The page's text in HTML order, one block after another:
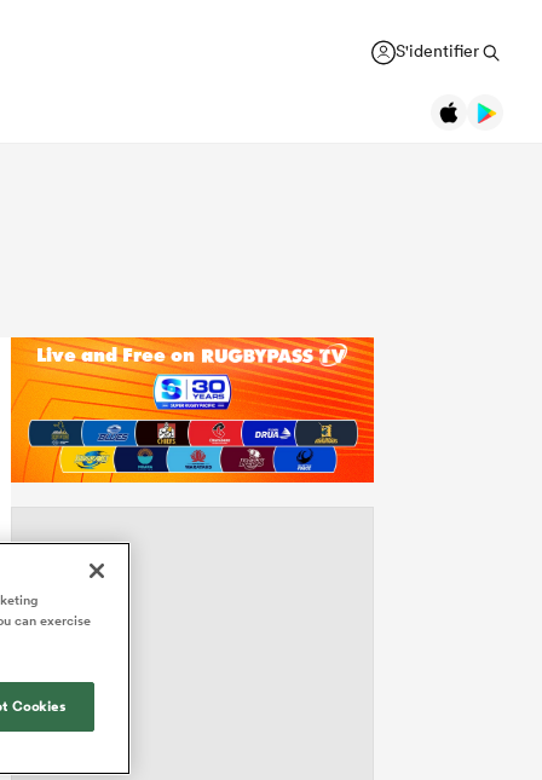
S'identifier
can exercise
Cookies